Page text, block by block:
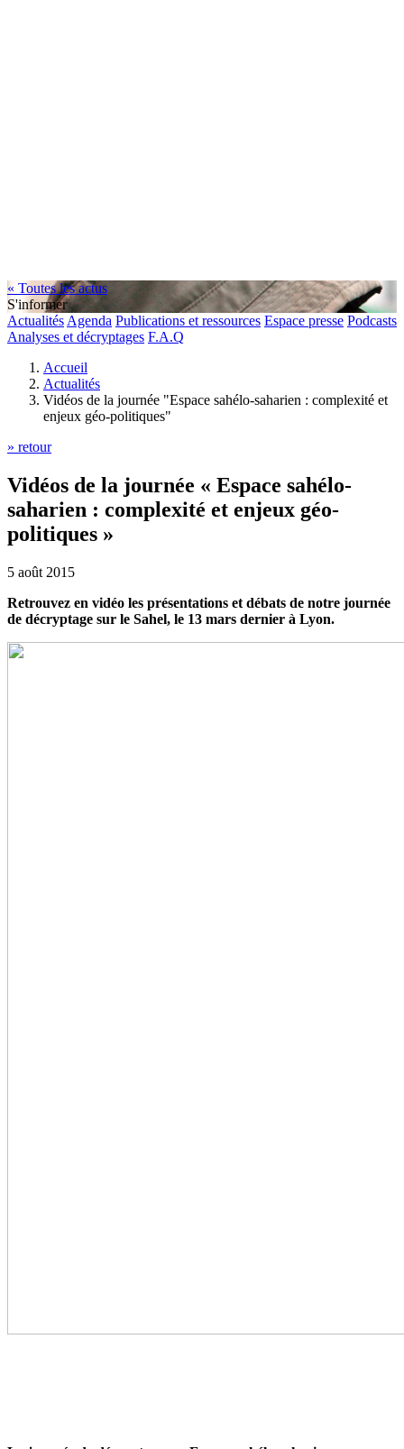
« Toutes les actus
S'informer
Actualités Agenda Publications et ressources Espace presse Podcasts
Analyses et décryptages F.A.Q
Accueil
Actualités
Vidéos de la journée "Espace sahélo-saharien : complexité et
enjeux géo-politiques"
» retour
Vidéos de la journée « Espace sahélo-
saharien : complexité et enjeux géo-
politiques »
5 août 2015
Retrouvez en vidéo les présentations et débats de notre journée
de décryptage sur le Sahel, le 13 mars dernier à Lyon.